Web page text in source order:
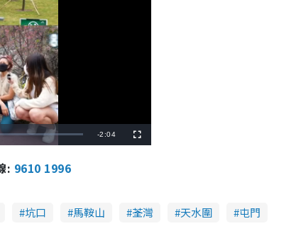
R
i
-2:04
u
: 9610 1996
坑口 馬鞍山 荃灣 天水圍
屯門